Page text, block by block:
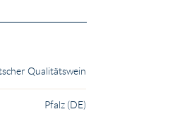
Qualitätswein
Pfalz (DE)